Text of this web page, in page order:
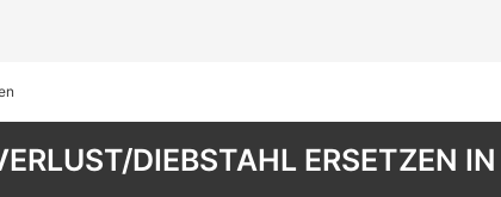
DIEBSTAHL ERSETZEN